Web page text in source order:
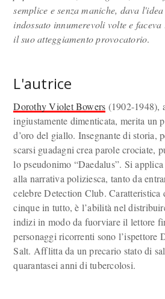
semplice e senza maniche, dava
indossato innumerevoli volte e
il suo atteggiamento provocatorio.
L'autrice
Dorothy Violet Bowers (1902-1948),
ingiustamente dimenticata, merita un
d’oro del giallo. Insegnante di storia,
scarsi guadagni crea parole crociate,
lo pseudonimo “Daedalus”. Si
alla narrativa poliziesca, tanto da
celebre Detection Club. Caratteristica
cinque in tutto, è l’abilità nel
indizi in modo da fuorviare il lettore
personaggi ricorrenti sono l’ispettore
Salt. Afflitta da un precario stato di
quarantasei anni di tubercolosi.